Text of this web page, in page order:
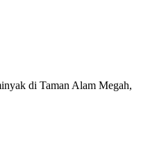
di Taman Alam Megah,